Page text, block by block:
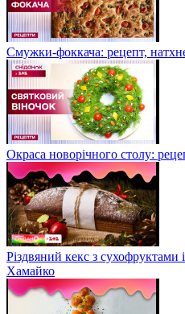
Смужки-фоккача: рецепт,
Окраса новорічного столу:
Різдвяний кекс з сухофруктами
Хамайко